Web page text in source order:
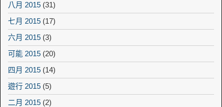
八月 2015 (31)
七月 2015 (17)
六月 2015 (3)
可能 2015 (20)
四月 2015 (14)
遊行 2015 (5)
二月 2015 (2)